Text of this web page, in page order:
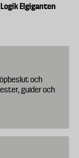
Logik Elgiganten
och
guider och